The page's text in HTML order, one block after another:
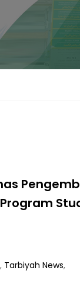
, Tarbiyah News,